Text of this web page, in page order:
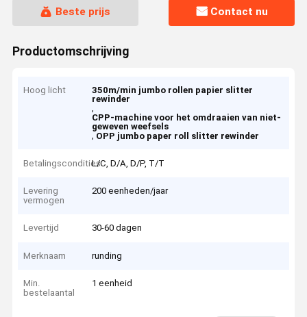
Beste prijs Contact nu
Productomschrijving
Hoog licht
350m/min jumbo rollen papier slitter
rewinder
,
CPP-machine voor het omdraaien van niet-
geweven weefsels
, OPP jumbo paper roll slitter rewinder
BetalingsconditiesL/C, D/A, D/P, T/T
Levering
vermogen
200 eenheden/jaar
Levertijd 30-60 dagen
Merknaam runding
Min.
bestelaantal
1 eenheid